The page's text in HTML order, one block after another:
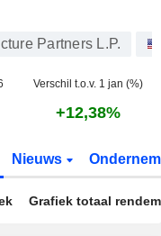
Partners L.P.
Verschil t.o.v. 1 jan (%)
+12,38%
Nieuws
Grafiek totaal